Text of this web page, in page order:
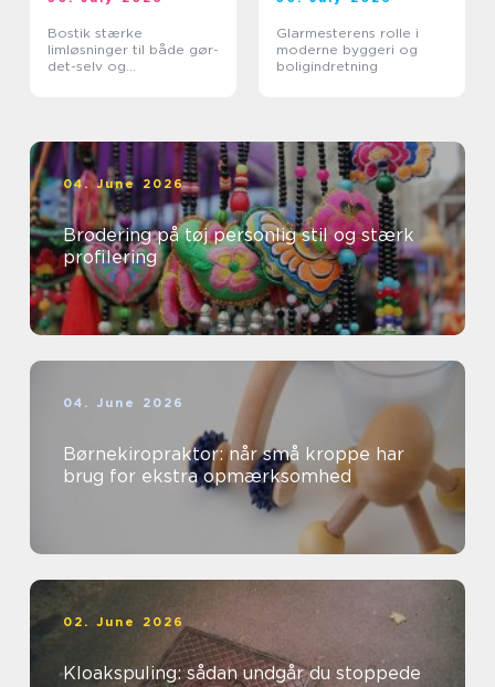
Bostik stærke
limløsninger til både gør-
det-selv og
Glarmesterens rolle i
moderne byggeri og
boligindretning
04. June 2026
Brodering på tøj personlig stil og stærk
profilering
04. June 2026
Børnekiropraktor: når små kroppe har
brug for ekstra opmærksomhed
02. June 2026
Kloakspuling: sådan undgår du stoppede